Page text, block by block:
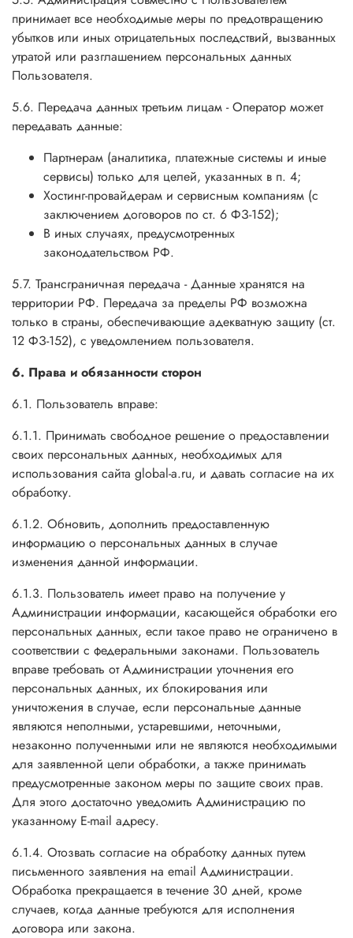
принимает все необходимые меры по предотвращению
убытков или иных отрицательных последствий, вызванных
утратой или разглашением персональных данных
Пользователя.
5.6. Передача данных третьим лицам - Оператор может
передавать данные:
Партнерам (аналитика, платежные системы и иные
сервисы) только для целей, указанных в п. 4;
Хостинг-провайдерам и сервисным компаниям (с
заключением договоров по ст. 6 ФЗ-152);
В иных случаях, предусмотренных
законодательством РФ.
5.7. Трансграничная передача - Данные хранятся на
территории РФ. Передача за пределы РФ возможна
только в страны, обеспечивающие адекватную защиту (ст.
12 ФЗ-152), с уведомлением пользователя.
6. Права и обязанности сторон
6.1. Пользователь вправе:
6.1.1. Принимать свободное решение о предоставлении
своих персональных данных, необходимых для
использования сайта global-a.ru, и давать согласие на их
обработку.
6.1.2. Обновить, дополнить предоставленную
информацию о персональных данных в случае
изменения данной информации.
6.1.3. Пользователь имеет право на получение у
Администрации информации, касающейся обработки его
персональных данных, если такое право не ограничено в
соответствии с федеральными законами. Пользователь
вправе требовать от Администрации уточнения его
персональных данных, их блокирования или
уничтожения в случае, если персональные данные
являются неполными, устаревшими, неточными,
незаконно полученными или не являются необходимыми
для заявленной цели обработки, а также принимать
предусмотренные законом меры по защите своих прав.
Для этого достаточно уведомить Администрацию по
указанному E-mail адресу.
6.1.4. Отозвать согласие на обработку данных путем
письменного заявления на email Администрации.
Обработка прекращается в течение 30 дней, кроме
случаев, когда данные требуются для исполнения
договора или закона.